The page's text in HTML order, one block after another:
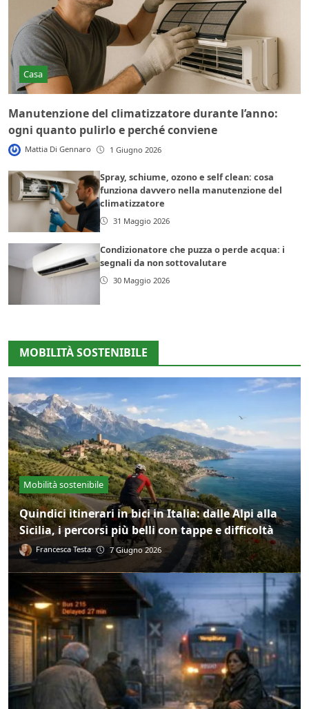
Casa
Manutenzione del climatizzatore durante l’anno:
ogni quanto pulirlo e perché conviene
Mattia Di Gennaro 1 Giugno 2026
Spray, schiume, ozono e self clean: cosa
funziona davvero nella manutenzione del
climatizzatore
31 Maggio 2026
Condizionatore che puzza o perde acqua: i
segnali da non sottovalutare
30 Maggio 2026
MOBILITÀ SOSTENIBILE
Mobilità sostenibile
Quindici itinerari in bici in Italia: dalle Alpi alla
Sicilia, i percorsi più belli con tappe e difficoltà
Francesca Testa 7 Giugno 2026